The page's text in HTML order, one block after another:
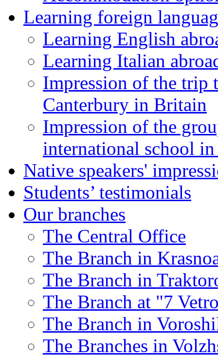
Learning foreign
Learning English
Learning Italian
Impression of the trip
Canterbury in Britain
Impression of the
international school
Native speakers'
Students’ testimonials
Our branches
The Central Office
The Branch in
The Branch in
The Branch at "7
The Branch in
The Branches in